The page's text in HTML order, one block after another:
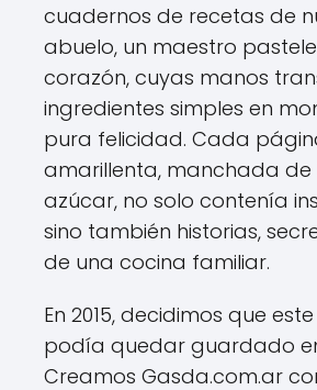
cuadernos de recetas de
abuelo, un maestro
corazón, cuyas manos
ingredientes simples en
pura felicidad. Cada
amarillenta, manchada de
azúcar, no solo contenía
sino también historias,
de una cocina familiar.
En 2015, decidimos que
podía quedar guardado
Creamos Gasda.com.ar